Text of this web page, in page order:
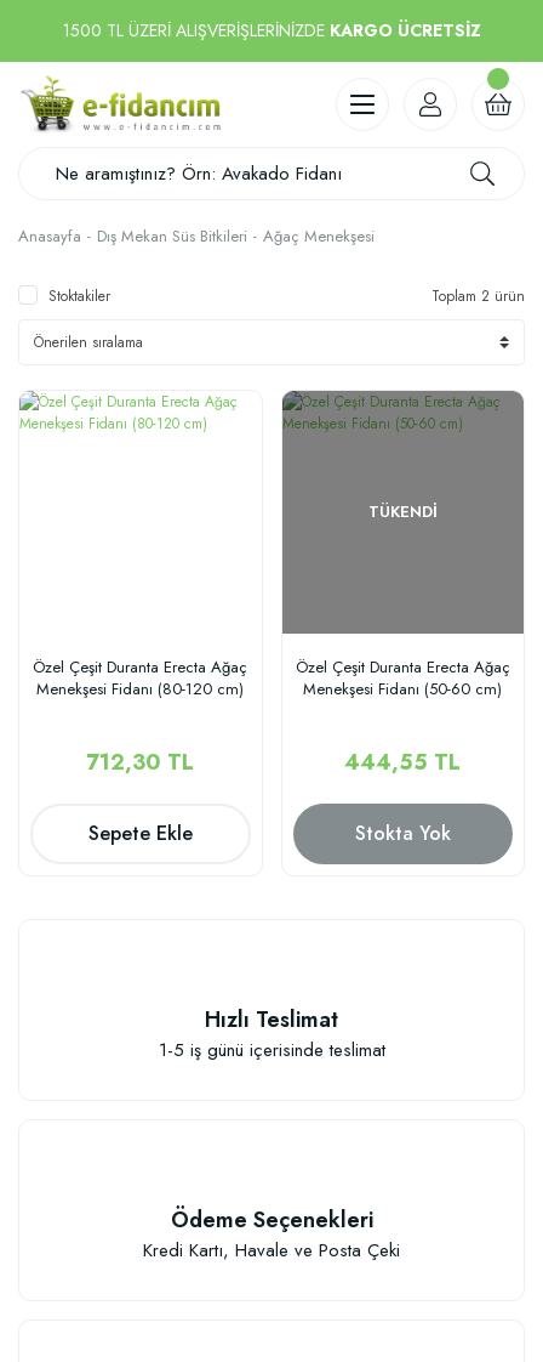
1500 TL ÜZERİ ALIŞVERİŞLERİNİZDE KARGO ÜCRETSİZ
Anasayfa Dış Mekan Süs Bitkileri Ağaç Menekşesi
Stoktakiler Toplam 2 ürün
Özel Çeşit Duranta Erecta Ağaç
Menekşesi Fidanı (80-120 cm)
712,30 TL
Sepete Ekle
TÜKENDI
Özel Çeşit Duranta Erecta Ağaç
Menekşesi Fidanı (50-60 cm)
444,55 TL
Stokta Yok
Hızlı Teslimat
1-5 iş günü içerisinde teslimat
Ödeme Seçenekleri
Kredi Kartı, Havale ve Posta Çeki